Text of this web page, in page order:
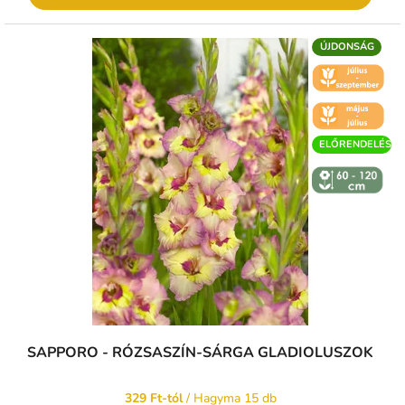
ÚJDONSÁG
🌼 KVĚT -
ČERVENEC
🌼 KVĚT -
ČERVEN
ELŐRENDELÉS
↕️ VÝŠKA 60
- 120 CM
SAPPORO - RÓZSASZÍN-SÁRGA GLADIOLUSZOK
329 Ft-tól/ Hagyma 15 db